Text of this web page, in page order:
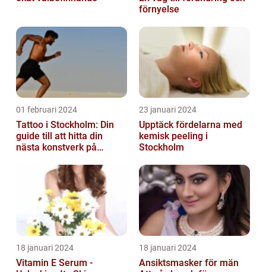
förnyelse
01 februari 2024
Tattoo i Stockholm: Din
guide till att hitta din
nästa konstverk på
23 januari 2024
Upptäck fördelarna med
kemisk peeling i
Stockholm
18 januari 2024
Vitamin E Serum -
18 januari 2024
Ansiktsmasker för män